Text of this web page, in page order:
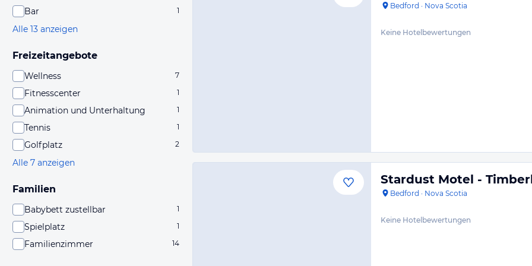
Bar 1
Alle 13 anzeigen
Freizeitangebote
Wellness 7
Fitnesscenter 1
Animation und Unterhaltung 1
Tennis 1
Golfplatz 2
Alle 7 anzeigen
Familien
Babybett zustellbar 1
Spielplatz 1
Familienzimmer 14
Bedford · Nova Scotia
Keine Hotelbewertungen
Stardust Motel -
Bedford · Nova Scotia
Keine Hotelbewertungen